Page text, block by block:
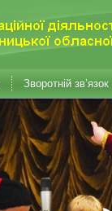
Зворотній зв’язок